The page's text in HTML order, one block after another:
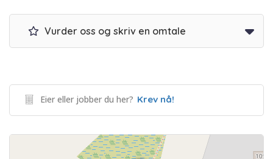
Vurder oss og skriv en omtale
Eier eller jobber du her? Krev nå!